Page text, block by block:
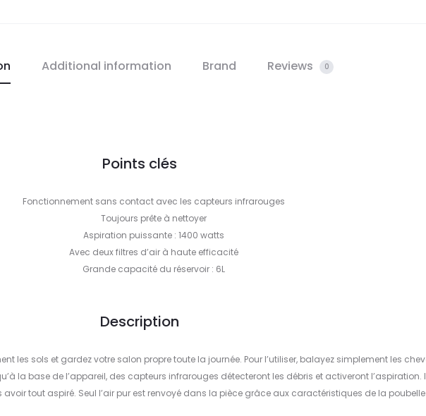
Additional information Brand Reviews 0
Points clés
Fonctionnement sans contact avec les capteurs infrarouges
Toujours prête à nettoyer
Aspiration puissante : 1400 watts
Avec deux filtres d’air à haute efficacité
Grande capacité du réservoir : 6L
Description
les sols et gardez votre salon propre toute la journée. Pour l’utiliser, balayez simplement les
la base de l’appareil, des capteurs infrarouges détecteront les débris et activeront l’aspiration.
tout aspiré. Seul l’air pur est renvoyé dans la pièce grâce aux caractéristiques de la